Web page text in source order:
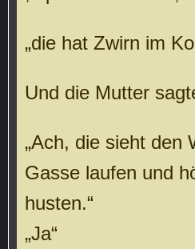
„die hat Zwirn im
Und die Mutter
„Ach, die sieht den
Gasse laufen und
husten.“
„Ja“